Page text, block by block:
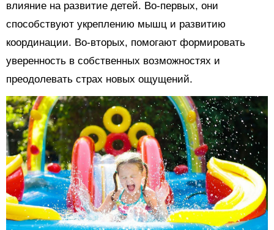
влияние на развитие детей. Во-первых, они
способствуют укреплению мышц и развитию
координации. Во-вторых, помогают формировать
уверенность в собственных возможностях и
преодолевать страх новых ощущений.